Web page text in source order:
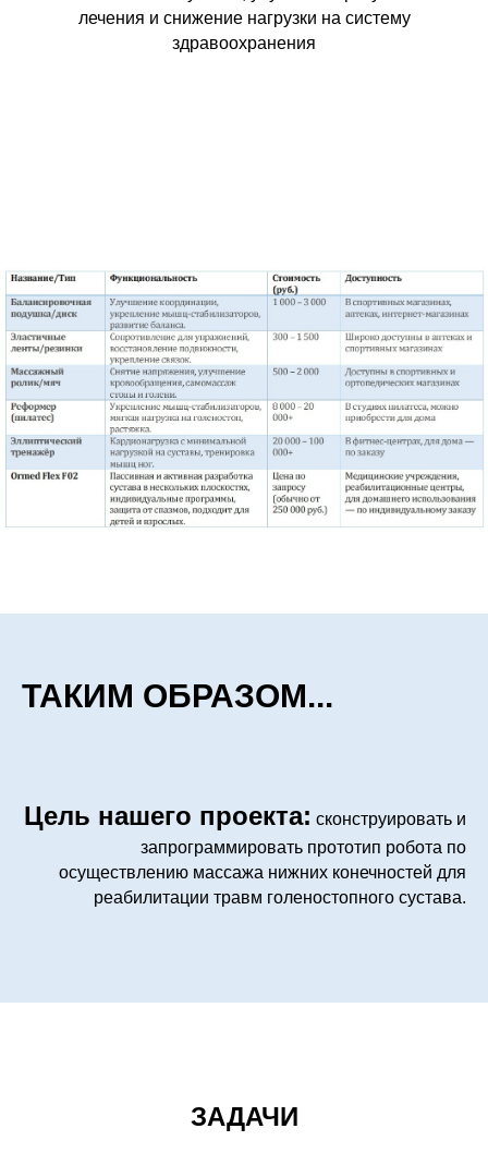
лечения и снижение нагрузки на систему
здравоохранения
ТАКИМ ОБРАЗОМ...
Цель нашего проекта: сконструировать и
запрограммировать прототип робота по
осуществлению массажа нижних конечностей для
реабилитации травм голеностопного сустава.
ЗАДАЧИ